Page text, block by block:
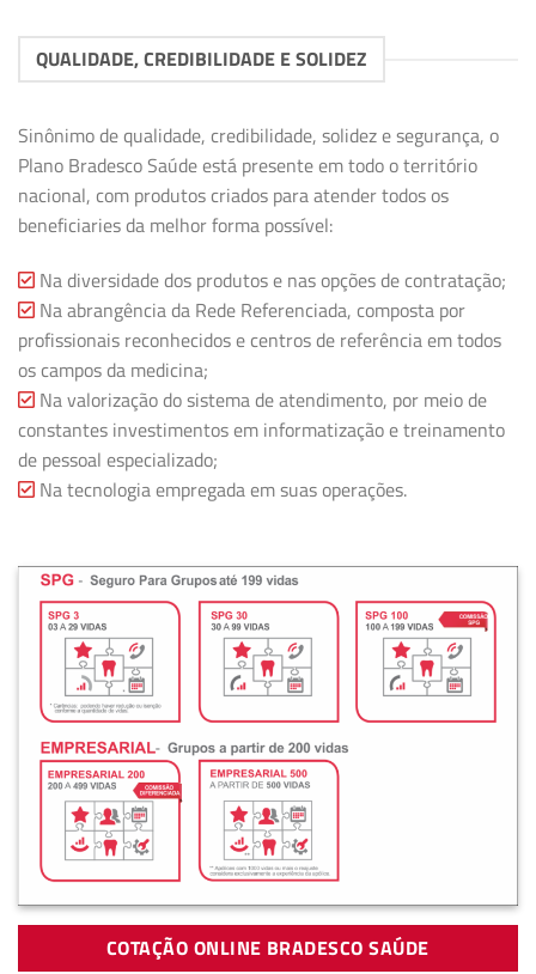
QUALIDADE, CREDIBILIDADE E SOLIDEZ
Sinônimo de qualidade, credibilidade, solidez e segurança, o
Plano Bradesco Saúde está presente em todo o território
nacional, com produtos criados para atender todos os
beneficiaries da melhor forma possível:
Na diversidade dos produtos e nas opções de contratação;
Na abrangência da Rede Referenciada, composta por
profissionais reconhecidos e centros de referência em todos
os campos da medicina;
Na valorização do sistema de atendimento, por meio de
constantes investimentos em informatização e treinamento
de pessoal especializado;
Na tecnologia empregada em suas operações.
COTAÇÃO ONLINE BRADESCO SAÚDE